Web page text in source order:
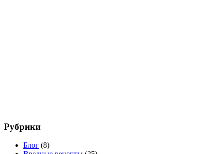
Рубрики
Блог (8)